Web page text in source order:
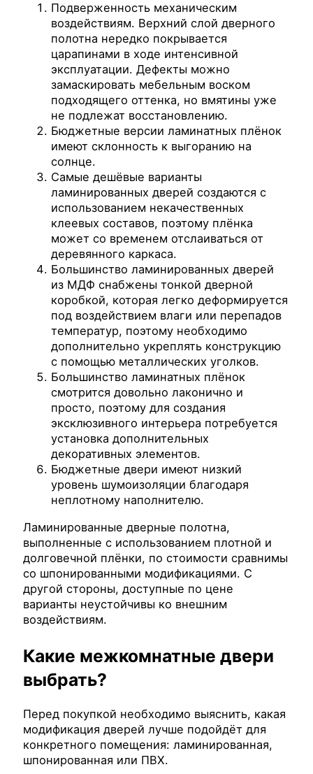
Подверженность механическим
воздействиям. Верхний слой дверного
полотна нередко покрывается
царапинами в ходе интенсивной
эксплуатации. Дефекты можно
замаскировать мебельным воском
подходящего оттенка, но вмятины уже
не подлежат восстановлению.
Бюджетные версии ламинатных плёнок
имеют склонность к выгоранию на
солнце.
Самые дешёвые варианты
ламинированных дверей создаются с
использованием некачественных
клеевых составов, поэтому плёнка
может со временем отслаиваться от
деревянного каркаса.
Большинство ламинированных дверей
из МДФ снабжены тонкой дверной
коробкой, которая легко деформируется
под воздействием влаги или перепадов
температур, поэтому необходимо
дополнительно укреплять конструкцию
с помощью металлических уголков.
Большинство ламинатных плёнок
смотрится довольно лаконично и
просто, поэтому для создания
эксклюзивного интерьера потребуется
установка дополнительных
декоративных элементов.
Бюджетные двери имеют низкий
уровень шумоизоляции благодаря
неплотному наполнителю.
Ламинированные дверные полотна,
выполненные с использованием плотной и
долговечной плёнки, по стоимости сравнимы
со шпонированными модификациями. С
другой стороны, доступные по цене
варианты неустойчивы ко внешним
воздействиям.
Какие межкомнатные двери
выбрать?
Перед покупкой необходимо выяснить, какая
модификация дверей лучше подойдёт для
конкретного помещения: ламинированная,
шпонированная или ПВХ.